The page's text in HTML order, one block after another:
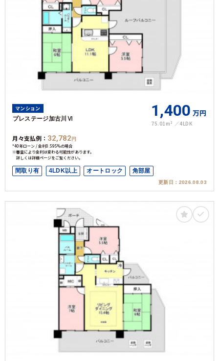
マンション
プレステージ加古川Ⅵ 1,400 万円
75.01m² 4LDK
月々支払例： 32,782 円
*40年ローン / 金利0.595%の場合
※審査により金利は変わる可能性があります。
詳しくは詳細ページをご覧ください。
間取り有 4LDK以上 オートロック 角部屋
更新日： 2026.08.03